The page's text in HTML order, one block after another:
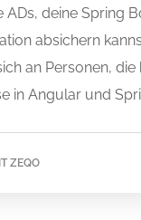
ADs, deine Spring
absichern
an Personen, die
in Angular und
ZEQO